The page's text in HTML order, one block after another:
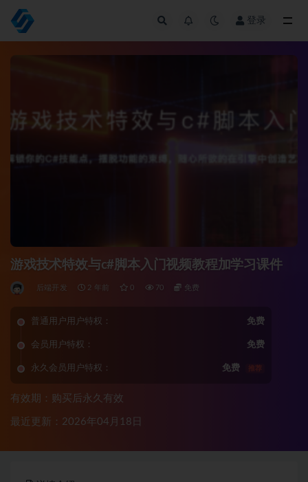
登录
游戏技术特效与c#脚本入门视频教程加学习课件
后端开发 2 年前 0 70 免费
普通用户用户特权： 免费
会员用户特权： 免费
永久会员用户特权： 免费 推荐
有效期：购买后永久有效
最近更新：2026年04月18日